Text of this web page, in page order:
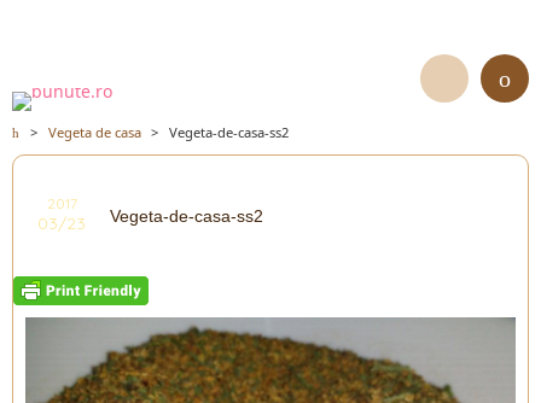
> Vegeta de casa > Vegeta-de-casa-ss2
2017
03/23 Vegeta-de-casa-ss2